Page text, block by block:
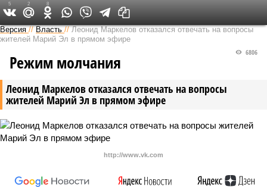
Версия в Чувашии
Версия //Власть //Леонид Маркелов отказался отвечать на вопросы
жителей Марий Эл в прямом эфире
Леонид Маркелов отказался отвечать на вопросы
жителей Марий Эл в прямом эфире
6806
Режим молчания
http://www.vk.com
5 2 8